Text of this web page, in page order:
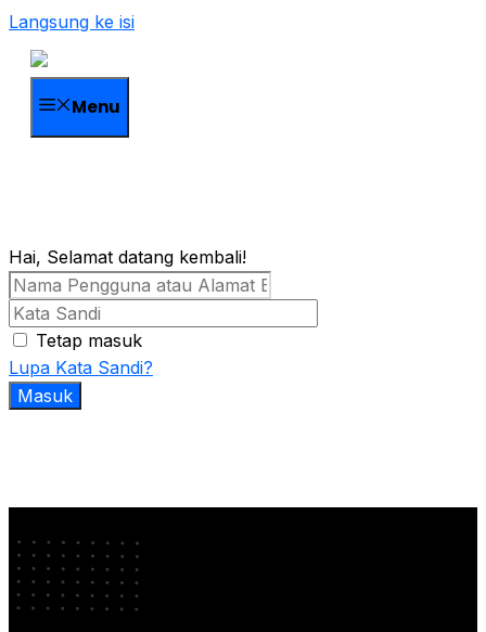
Langsung ke isi
Menu
Hai, Selamat datang kembali!
Tetap masuk
Lupa Kata Sandi?
Masuk